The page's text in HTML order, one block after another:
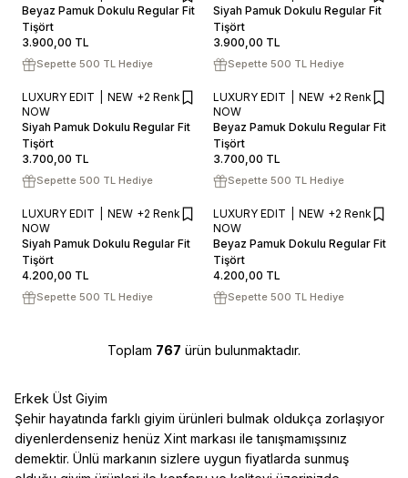
S M L XL XXL
Beyaz Pamuk Dokulu Regular Fit
Tişört
3.900,00 TL
Sepette 500 TL Hediye
S M L XL XXL
Siyah Pamuk Dokulu Regular Fit
Tişört
3.900,00 TL
Sepette 500 TL Hediye
SEPETE EKLE / +
LUXURY EDIT
NEW
NOW
+2 Renk
Siyah Pamuk Dokulu Regular Fit
Tişört
3.700,00 TL
Sepette 500 TL Hediye
SEPETE EKLE / +
LUXURY EDIT
NEW
NOW
+2 Renk
Beyaz Pamuk Dokulu Regular Fit
Tişört
3.700,00 TL
Sepette 500 TL Hediye
SEPETE EKLE / +
LUXURY EDIT
NEW
NOW
+2 Renk
Siyah Pamuk Dokulu Regular Fit
Tişört
4.200,00 TL
Sepette 500 TL Hediye
SEPETE EKLE / +
LUXURY EDIT
NEW
NOW
+2 Renk
Beyaz Pamuk Dokulu Regular Fit
Tişört
4.200,00 TL
Sepette 500 TL Hediye
Toplam 767 ürün bulunmaktadır.
Erkek Üst Giyim
Şehir hayatında farklı giyim ürünleri bulmak oldukça zorlaşıyor
diyenlerdenseniz henüz Xint markası ile tanışmamışsınız
demektir. Ünlü markanın sizlere uygun fiyatlarda sunmuş